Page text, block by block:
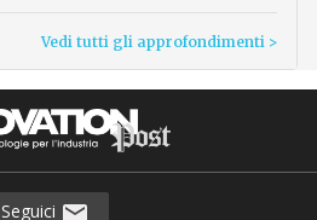
Vedi tutti gli approfondimenti >
Seguici